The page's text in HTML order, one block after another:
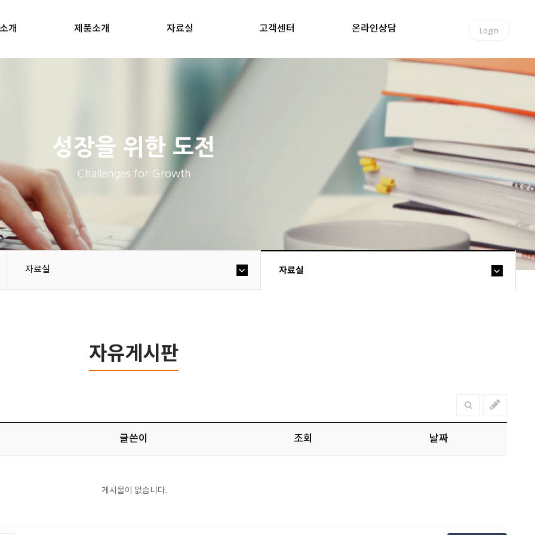
개 제품소개 자료실 고객센터 온라인상담 Login
성장을 위한 도전
Challenges for Growth
자료실 자료실
자유게시판
글쓴이 조회 날짜
게시물이 없습니다.